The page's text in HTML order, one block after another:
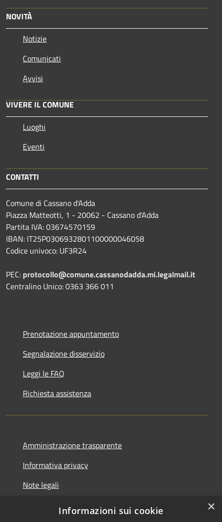
NOVITÀ
Notizie
Comunicati
Avvisi
VIVERE IL COMUNE
Luoghi
Eventi
CONTATTI
Comune di Cassano d'Adda
Piazza Matteotti, 1 - 20062 - Cassano d'Adda
Partita IVA: 03674570159
IBAN: IT25P0306932801100000046058
Codice univoco: UF3R24
PEC: protocollo@comune.cassanodadda.mi.legalmail.it
Centralino Unico: 0363 366 011
Prenotazione appuntamento
Segnalazione disservizio
Leggi le FAQ
Richiesta assistenza
Amministrazione trasparente
Informativa privacy
Note legali
Dichiarazione di accessibilità
×
Informazioni sui cookie